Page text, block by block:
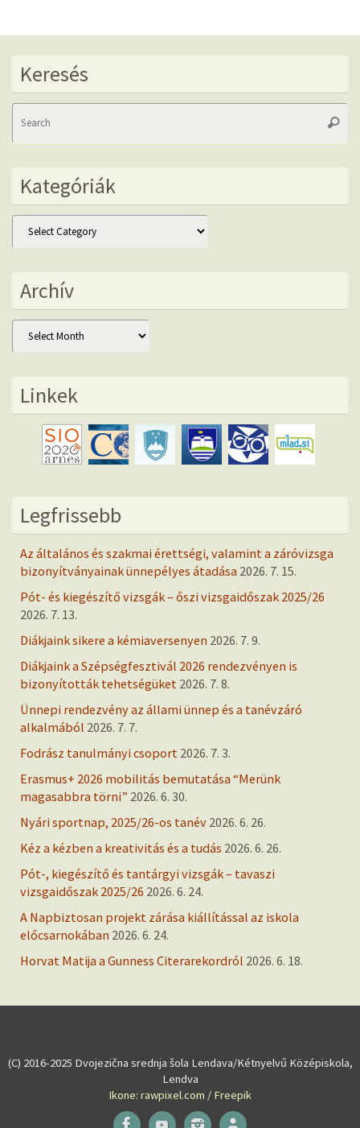
Keresés
Kategóriák
Kategóriák
Archív
Archív
Linkek
Legfrissebb
Az általános és szakmai érettségi, valamint a záróvizsga
bizonyítványainak ünnepélyes átadása 2026. 7. 15.
Pót- és kiegészítő vizsgák – őszi vizsgaidőszak 2025/26
2026. 7. 13.
Diákjaink sikere a kémiaversenyen 2026. 7. 9.
Diákjaink a Szépségfesztivál 2026 rendezvényen is
bizonyították tehetségüket 2026. 7. 8.
Ünnepi rendezvény az állami ünnep és a tanévzáró
alkalmából 2026. 7. 7.
Fodrász tanulmányi csoport 2026. 7. 3.
Erasmus+ 2026 mobilitás bemutatása “Merünk
magasabbra törni” 2026. 6. 30.
Nyári sportnap, 2025/26-os tanév 2026. 6. 26.
Kéz a kézben a kreativitás és a tudás 2026. 6. 26.
Pót-, kiegészítő és tantárgyi vizsgák – tavaszi
vizsgaidőszak 2025/26 2026. 6. 24.
A Napbiztosan projekt zárása kiállítással az iskola
előcsarnokában 2026. 6. 24.
Horvat Matija a Gunness Citerarekordról 2026. 6. 18.
(C) 2016-2025 Dvojezična srednja šola Lendava/Kétnyelvű Középiskola,
Lendva
Ikone: rawpixel.com / Freepik